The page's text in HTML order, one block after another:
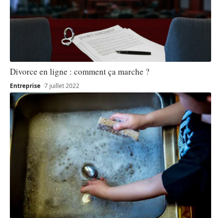
Divorce en ligne : comment ça marche ?
Entreprise 7 juillet 2022